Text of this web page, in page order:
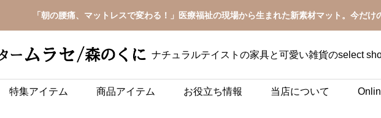
「朝の腰痛、マットレスで変わる！」医療福祉の現場から生まれた新素材マット。今だけ
ナチュラルテイストの家具と可愛い雑貨のselect
特集アイテム 商品アイテム お役立ち情報 当店について